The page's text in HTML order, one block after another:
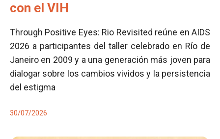
con el VIH
Through Positive Eyes: Rio Revisited reúne en AIDS
2026 a participantes del taller celebrado en Río de
Janeiro en 2009 y a una generación más joven para
dialogar sobre los cambios vividos y la persistencia
del estigma
30/07/2026